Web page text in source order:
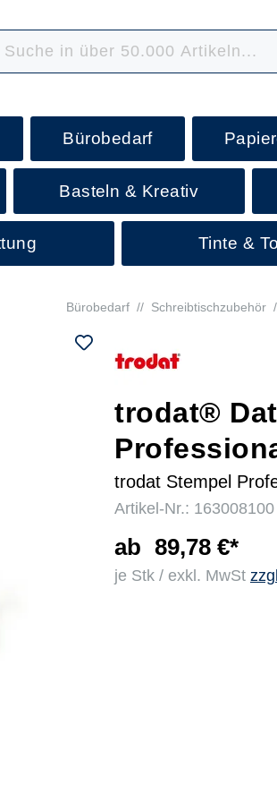
Bürobedarf
Basteln & Kreativ
Tinte &
Bürobedarf // Schreibtischzubehör
trodat®
trodat Stempel
Artikel-Nr.: 163008100
ab 89,78 €*
je Stk / exkl. MwSt